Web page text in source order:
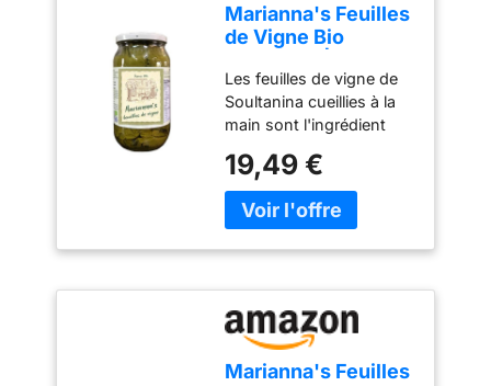
Marianna's Feuilles
de Vigne Bio
Feuilles | 400g
Les feuilles de vigne de
Soultanina cueillies à la
main sont l'ingrédient
traditionnel
"Dolmadakia".
L'ensemble du
pasteurisation dans les
vases, est achevé en
quelques heures, afin
que vous puissiez
profiter pleinement de la
19,49 €
Marianna's Feuilles